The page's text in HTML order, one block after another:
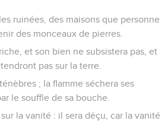
ruinées, des maisons que personne
des monceaux de pierres.
et son bien ne subsistera pas, et
pas sur la terre.
; la flamme séchera ses
le souffle de sa bouche.
la vanité : il sera déçu, car la vanité